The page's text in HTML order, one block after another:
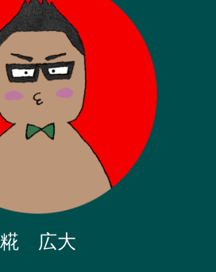
糀 広大